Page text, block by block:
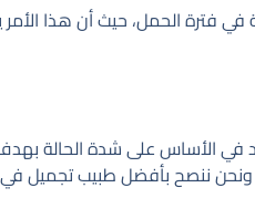
في فترة الحمل، حيث أن هذا
في الأساس على شدة الحالة
ننصح بأفضل طبيب تجميل